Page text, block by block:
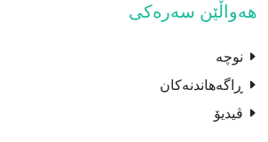
هەواڵێن سەرەکی
نوچە
ڕاگەهاندنەکان
ڤیدیۆ